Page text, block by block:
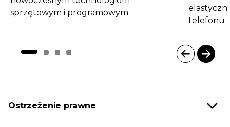
sprzętowym i programowym.
telefonu
1
Ostrzeżenie prawne